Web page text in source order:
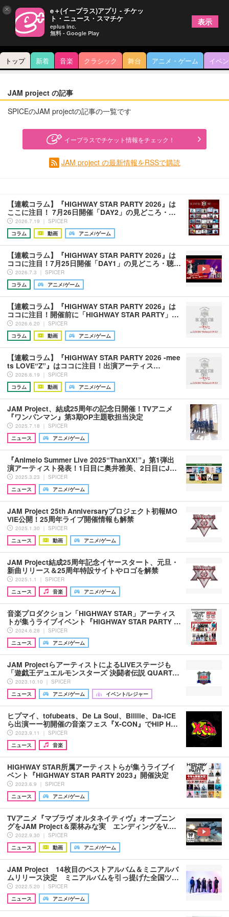
トップ 新着 音楽 クラシック 舞台 アニメ・ゲーム イベ
JAM project の記事
SPICEのJAM projectの記事の一覧です
イープラスでチケット情報をチェック！
JAM project の最新情報をRSSで購読
【連載コラム】『HIGHWAY STAR PARTY 2026』は
ここに注目！ 7月26日開催「DAY2」の見どころ・…
2026.7.19 ｜ SPICER
コラム
動画 アニメ/ゲーム
【連載コラム】『HIGHWAY STAR PARTY 2026』は
ココに注目！7月25日開催「DAY1」の見どころ・聴…
2026.7.3 ｜ SPICER
コラム
アニメ/ゲーム
【連載コラム】『HIGHWAY STAR PARTY 2026』は
ココに注目！開催前に「HIGHWAY STAR PARTY」…
2026.6.20 ｜ SPICER
コラム
動画 アニメ/ゲーム
【連載コラム】『HIGHWAY STAR PARTY 2026 -mee
ts LOVE“Z”』はココに注目！出演アーティス…
2026.6.19 ｜ SPICER
コラム
動画 アニメ/ゲーム
JAM Project、結成25周年の記念日開催！TVアニメ
『ワンパンマン』第3期OP主題歌担当決定
2025.7.18 ｜ SPICER
ニュース
アニメ/ゲーム
『Animelo Summer Live 2025“ThanXX!”』第1弾出
演アーティスト発表！1日目に奥井雅美、2日目にJ…
2025.3.23 ｜ SPICER
ニュース
アニメ/ゲーム
JAM Project 25th Anniversaryプロジェクト初報MO
VIE公開！25周年ライブ開催情報も解禁
2025.1.30 ｜ SPICER
ニュース
動画 アニメ/ゲーム
JAM Project結成25周年記念イヤースタート、元旦・
新曲リリース＆25周年特設サイトやロゴを解禁
2025.1.1 ｜ SPICER
ニュース
音楽 アニメ/ゲーム
音楽プロダクション「HIGHWAY STAR」アーティス
トが集うライブイベント『HIGHWAY STAR PARTY …
2024.6.28 ｜ SPICER
ニュース
アニメ/ゲーム
JAM ProjectらアーティストによるLIVEステージも
「遊戯王デュエルモンスターズ 決闘者伝説 QUART…
2023.10.10 ｜ SPICER
ニュース
アニメ/ゲーム イベント/レジャー
ヒプマイ、tofubeats、De La Soul、Billlie、Da-iCE
ら出演ーー初開催の音楽フェス『X-CON』でHIP H…
2023.9.11 ｜ SPICER
ニュース
音楽
HIGHWAY STAR所属アーティストらが集うライブイ
ベント『HIGHWAY STAR PARTY 2023』開催決定
2023.6.9 ｜ SPICER
ニュース
アニメ/ゲーム
TVアニメ『マブラヴ オルタネイティヴ』オープニン
グをJAM Project＆栗林みな実 エンディングをV.…
2022.9.30 ｜ SPICER
ニュース
動画 アニメ/ゲーム
JAM Project 14枚目のベストアルバム＆ミニアルバ
ムリリース決定 ミニアルバムを引っ提げた全国ツ…
2022.5.20 ｜ SPICER
ニュース
アニメ/ゲーム
× e＋(イープラス)アプリ - チケッ
ト・ニュース・スマチケ
eplus inc.
無料 - Google Play
表示